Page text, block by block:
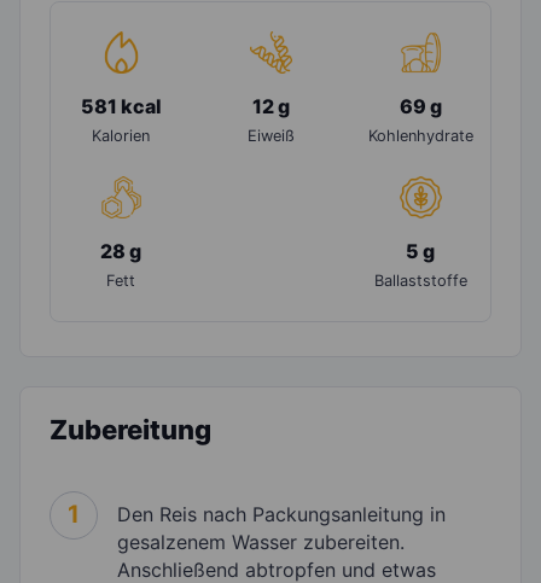
581 kcal
Kalorien
12 g
Eiweiß
69 g
Kohlenhydrate
28 g
Fett
5 g
Ballaststoffe
Zubereitung
1
Den Reis nach Packungsanleitung in
gesalzenem Wasser zubereiten.
Anschließend abtropfen und etwas